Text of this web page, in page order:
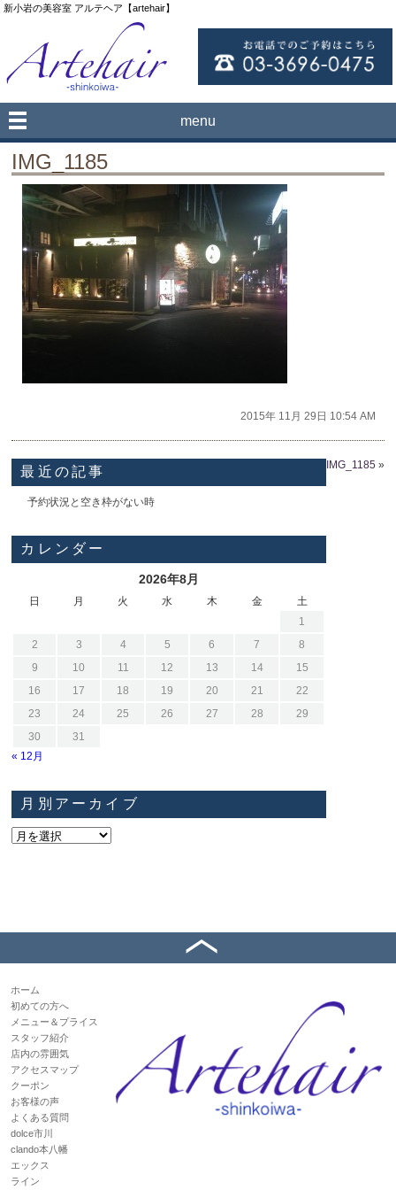
新小岩の美容室 アルテヘア【artehair】
menu
IMG_1185
2015年 11月 29日 10:54 AM
IMG_1185 »
最近の記事
予約状況と空き枠がない時
カレンダー
2026年8月
日 月 火 水 木 金
土
1
2
3 4 5 6 7
8
9
10 11 12 13 14
15
16
17 18 19 20 21
22
23
24 25 26 27 28
29
30
31
« 12月
月別アーカイブ
ホーム
初めての方へ
メニュー＆プライス
スタッフ紹介
店内の雰囲気
アクセスマップ
クーポン
お客様の声
よくある質問
dolce市川
clando本八幡
エックス
ライン